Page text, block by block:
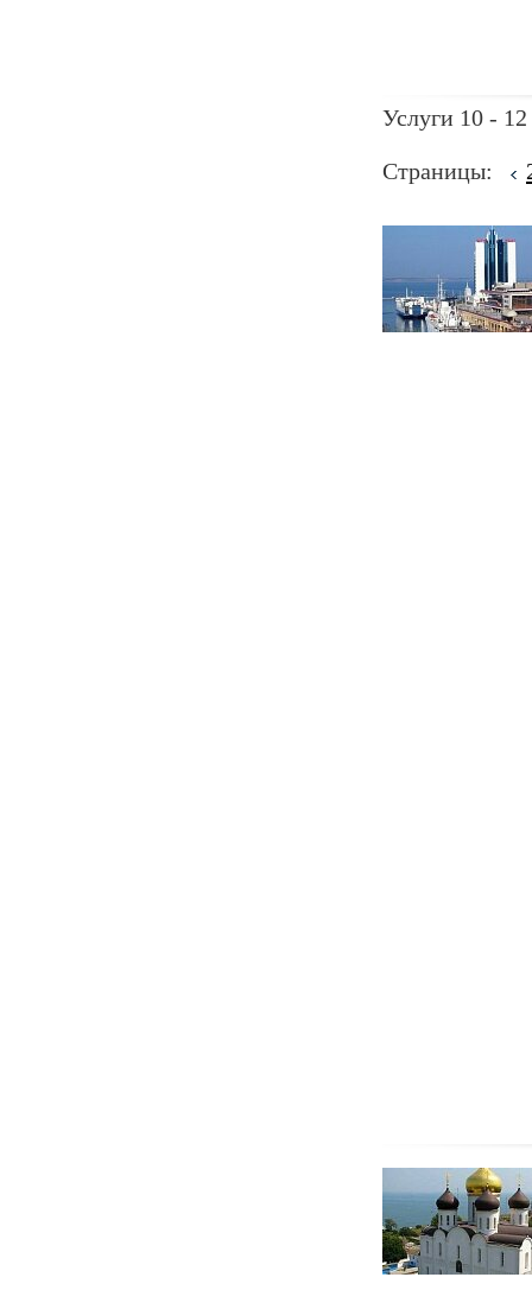
Услуги 10 - 12
Страницы: